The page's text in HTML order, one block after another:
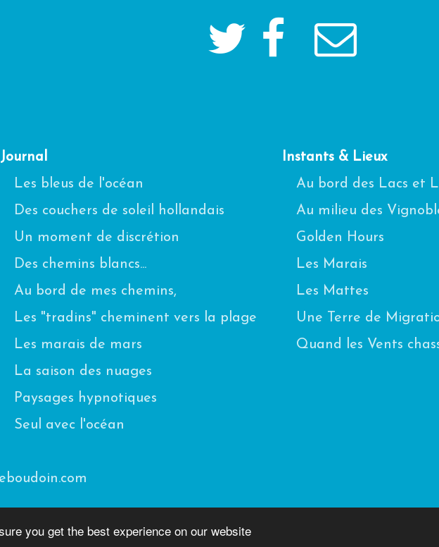
you get the best experience on our website
Journal
Les bleus de l'océan
Des couchers de soleil hollandais
Un moment de discrétion
Des chemins blancs...
Au bord de mes chemins,
Les "tradins" cheminent vers la plage
Les marais de mars
La saison des nuages
Paysages hypnotiques
Seul avec l'océan
Instants & Lieux
Au bord des Lacs et
Au milieu des
Golden Hours
Les Marais
Les Mattes
Une Terre de
Quand les Vents
2016 © Les Chemins du Médoc: Blog photo sur le Médoc |